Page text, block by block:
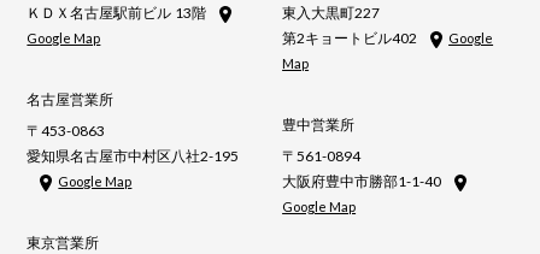
ＫＤＸ名古屋駅前ビル 13階
Google Map
名古屋営業所
〒453-0863
愛知県名古屋市中村区八社2-195
Google Map
東京営業所
東入大黒町227
第2キョートビル402
Google
Map
豊中営業所
〒561-0894
大阪府豊中市勝部1-1-40
Google Map